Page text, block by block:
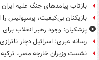
بازتاب پیامدهای جنگ علیه
بازیکنان بی‌کیفیت، پرسپولیس را
پزشکیان: وجود رهبر انقلاب
رسانه عبری: اسرائیل دچار
نشست وزیران خارجه مصر،